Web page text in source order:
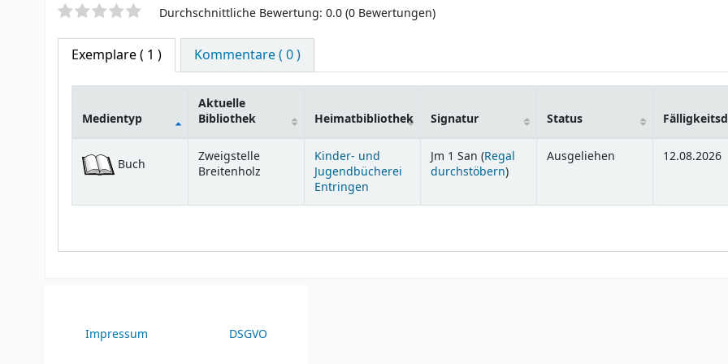
SternchenbewertungDurchschnittliche Bewertung: 0.0 (0 Bewertungen)
Exemplare( 1 ) Kommentare ( 0 )
Medientyp
Aktuelle
Bibliothek
Heimatbibliothek Signatur Status
Buch
Zweigstelle
Breitenholz
Kinder- und
Jugendbücherei
Entringen
Jm 1 San (Regal
durchstöbern(Öffnet sich unterhalb)
)
Ausgeliehen 12.08.2026
Impressum DSGVO